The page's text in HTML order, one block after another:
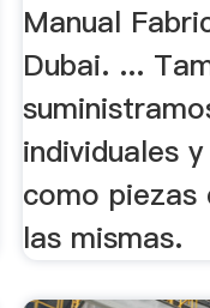
Manual
Dubai. ...
individuales
como piezas
las mismas.